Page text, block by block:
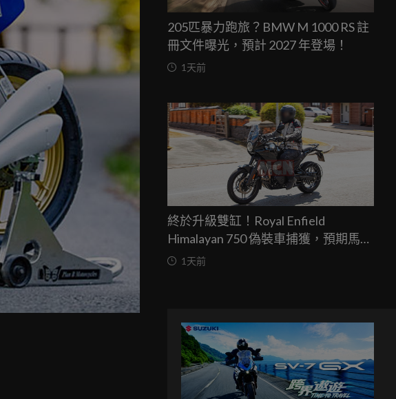
205匹暴力跑旅？BMW M 1000 RS 註
冊文件曝光，預計 2027 年登場！
1天前
終於升級雙缸！Royal Enfield
Himalayan 750 偽裝車捕獲，預期馬力
突破67匹，最快米蘭車展亮相
1天前